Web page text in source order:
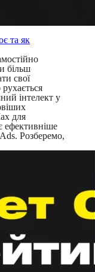
та як
більш
свої
інтелект у
для
ефективніше
Розберемо,